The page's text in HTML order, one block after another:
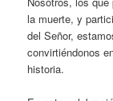
la muerte, y
del Señor,
convirtiéndonos
historia.